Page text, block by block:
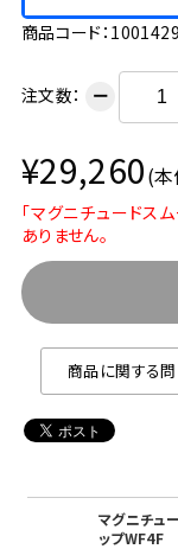
商品コード：1001429
注文数： ー
¥29,260(
「マグニチュードス
ありません。
商品に関する
マグニチュ
ップWF4F